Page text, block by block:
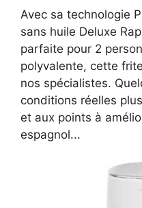
Avec sa technologie
sans huile Deluxe
parfaite pour 2
polyvalente, cette
nos spécialistes.
conditions réelles
et aux points à
espagnol...